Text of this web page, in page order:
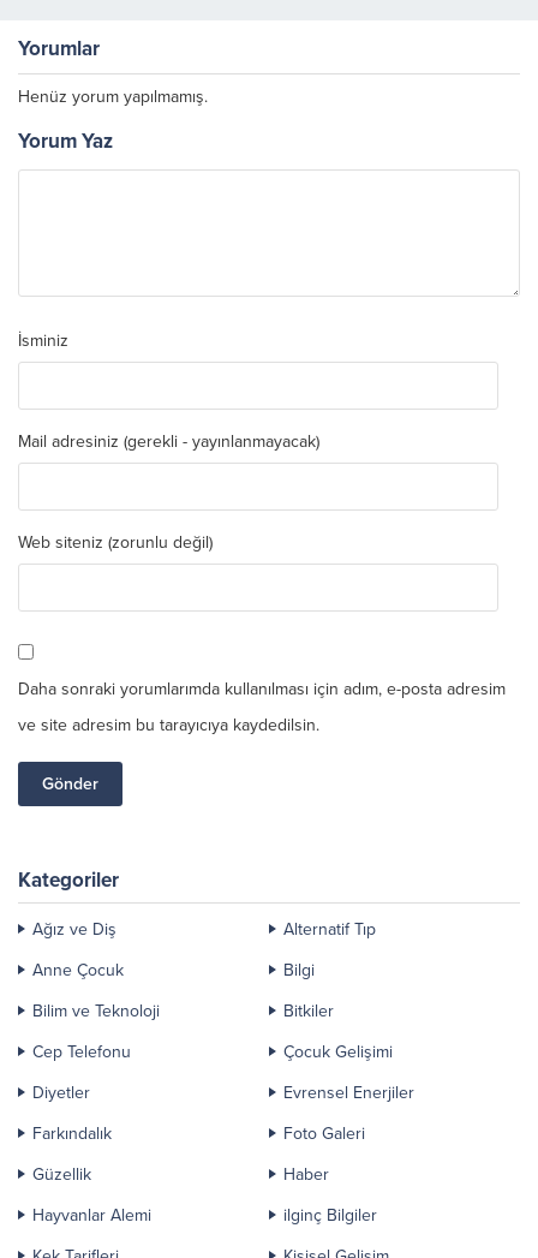
Yorumlar
Henüz yorum yapılmamış.
Yorum Yaz
İsminiz
Mail adresiniz (gerekli - yayınlanmayacak)
Web siteniz (zorunlu değil)
Daha sonraki yorumlarımda kullanılması için adım, e-posta adresim
ve site adresim bu tarayıcıya kaydedilsin.
Kategoriler
Ağız ve Diş
Alternatif Tıp
Anne Çocuk
Bilgi
Bilim ve Teknoloji
Bitkiler
Cep Telefonu
Çocuk Gelişimi
Diyetler
Evrensel Enerjiler
Farkındalık
Foto Galeri
Güzellik
Haber
Hayvanlar Alemi
ilginç Bilgiler